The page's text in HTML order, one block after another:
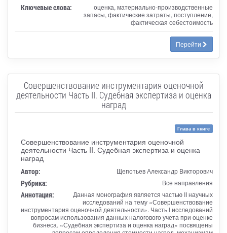
Ключевые слова:
оценка, материально-производственные
запасы, фактические затраты, поступление,
фактическая себестоимость
Перейти
Совершенствование инструментария оценочной
деятельности Часть II. Судебная экспертиза и оценка
наград
Глава в книге
Совершенствование инструментария оценочной
деятельности Часть II. Судебная экспертиза и оценка
наград
Автор: Щепотьев Александр Викторович
Рубрика: Все направления
Аннотация:
Данная монография является частью II научных
исследований на тему «Совершенствование
инструментария оценочной деятельности». Часть I исследований
вопросам использования данных налогового учета при оценке
бизнеса. «Судебная экспертиза и оценка наград» посвящены